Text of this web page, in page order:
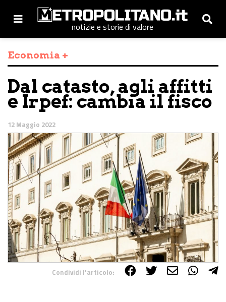
notizie e storie di valore
Economia +
Dal catasto, agli affitti
e Irpef: cambia il fisco
12 Maggio 2022
Condividi l'articolo: